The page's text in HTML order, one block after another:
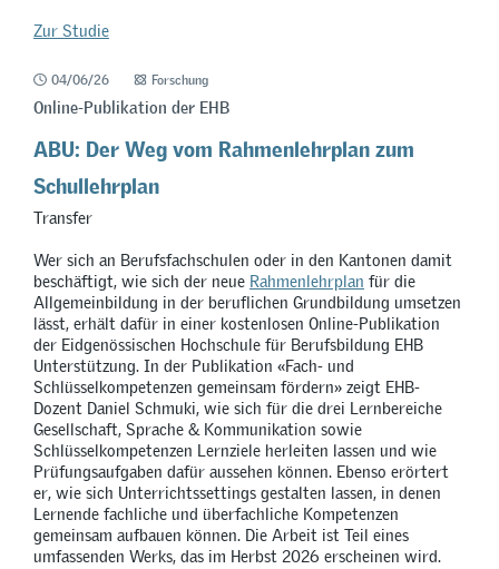
Zur Studie
04/06/26 Forschung
Online-Publikation der EHB
ABU: Der Weg vom Rahmenlehrplan zum
Schullehrplan
Transfer
Wer sich an Berufsfachschulen oder in den Kantonen damit
beschäftigt, wie sich der neue Rahmenlehrplan für die
Allgemeinbildung in der beruflichen Grundbildung umsetzen
lässt, erhält dafür in einer kostenlosen Online-Publikation
der Eidgenössischen Hochschule für Berufsbildung EHB
Unterstützung. In der Publikation «Fach- und
Schlüsselkompetenzen gemeinsam fördern» zeigt EHB-
Dozent Daniel Schmuki, wie sich für die drei Lernbereiche
Gesellschaft, Sprache & Kommunikation sowie
Schlüsselkompetenzen Lernziele herleiten lassen und wie
Prüfungsaufgaben dafür aussehen können. Ebenso erörtert
er, wie sich Unterrichtssettings gestalten lassen, in denen
Lernende fachliche und überfachliche Kompetenzen
gemeinsam aufbauen können. Die Arbeit ist Teil eines
umfassenden Werks, das im Herbst 2026 erscheinen wird.